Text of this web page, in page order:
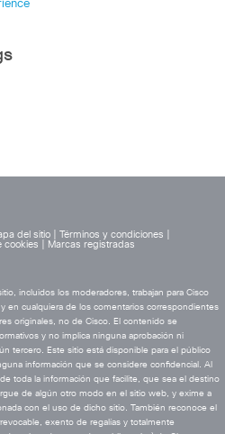
del sitio Términos y condiciones
cookies
Marcas registradas
incluidos los moderadores, trabajan para Cisco
en cualquiera de los comentarios correspondientes
originales, no de Cisco. El contenido se
y no implica ninguna aprobación ni
tercero. Este sitio está disponible para el público
información que se considere confidencial. Al
toda la información que facilite, que sea el destino
de algún otro modo en el sitio web, y exime a
con el uso de dicho sitio. También reconoce el
exento de regalías y totalmente